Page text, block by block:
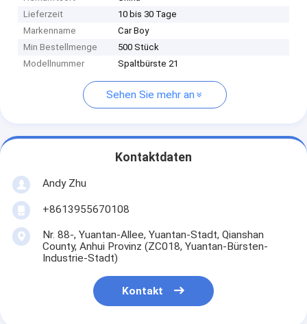
Lieferzeit
10 bis 30 Tage
Markenname
Car Boy
Min Bestellmenge
500 Stück
Modellnummer
Spaltbürste 21
Sehen Sie mehr an
Kontaktdaten
Andy Zhu
+8613955670108
Nr. 88-, Yuantan-Allee, Yuantan-Stadt, Qianshan
County, Anhui Provinz (ZC018, Yuantan-Bürsten-
Industrie-Stadt)
Kontakt